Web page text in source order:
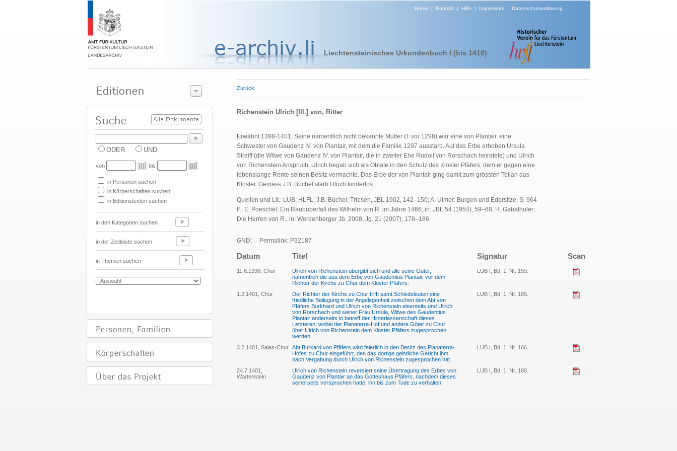
Home | Kontakt| Hilfe | Impressum| Datenschutzerklärung
Liechtensteinisches Urkundenbuch I (bis 1416)
ODER UND
von bis
in Personen suchen
in Körperschaften suchen
in Editionstexten suchen
in den Kategorien suchen
in der Zeitleiste suchen
in Themen suchen
Zurück
Richenstein Ulrich [III.] von, Ritter
Erwähnt 1398-1401. Seine namentlich nicht bekannte Mutter († vor 1298) war eine von Plantair, eine
Schwester von Gaudenz IV. von Plantair, mit dem die Familie 1297 ausstarb. Auf das Erbe erhoben Ursula
Streiff (die Witwe von Gaudenz IV. von Plantair, die in zweiter Ehe Rudolf von Rorschach heiratete) und Ulrich
von Richenstein Anspruch. Ulrich begab sich als Oblate in den Schutz des Kloster Pfäfers, dem er gegen eine
lebenslange Rente seinen Besitz vermachte. Das Erbe der von Plantair ging damit zum grössten Teilan das
Kloster. Gemäss J.B. Büchel starb Ulrich kinderlos.
Quellen und Lit.: LUB; HLFL; J.B. Büchel: Triesen, JBL 1902, 142–150; A. Ulmer: Burgen und Edersitze, S. 964
ff.; E. Poeschel: Ein Raubüberfall des Wilhelm von R. im Jahre 1466, in: JBL 54 (1954), 59–68; H. Gabathuler:
Die Herren von R., in: Werdenberger Jb. 2008, Jg. 21 (2007), 178–186.
GND: Permalink: P32187
Datum Titel Signatur Scan
11.6.1398, Chur
Ulrich von Richenstein übergibt sich und alle seine Güter,
namentlich die aus dem Erbe von Gaudentius Plantair, vor dem
Richter der Kirche zu Chur dem Kloster Pfäfers.
LUB I, Bd. 1, Nr. 159.
1.2.1401, Chur
Der Richter der Kirche zu Chur trifft samt Schiedsleuten eine
friedliche Beilegung in der Angelegenheit zwischen dem Abt von
Pfäfers Burkhard und Ulrich von Richenstein einerseits und Ulrich
von Rorschach und seiner Frau Ursula, Witwe des Gaudentius
Plantair anderseits in betreff der Hinterlassenschaft dieses
Letzteren, wobei der Planaterra-Hof und andere Güter zu Chur
über Ulrich von Richenstein dem Kloster Pfäfers zugesprochen
werden.
LUB I, Bd. 1, Nr. 165.
3.2.1401, Salas-Chur Abt Burkard von Pfäfers wird feierlich in den Besitz des Planaterra-
Hofes zu Chur eingeführt, den das dortige geistliche Gericht ihm
nach Vergabung durch Ulrich von Richenstein zugesprochen hat.
LUB I, Bd. 1, Nr. 166.
24.7.1401,
Wartenstein
Ulrich von Richenstein reversiert seine Übertragung des Erbes von
Gaudenz von Plantair an das Gotteshaus Pfäfers, nachdem dieses
seinerseits versprochen hatte, ihn bis zum Tode zu verhalten.
LUB I, Bd. 1, Nr. 168.